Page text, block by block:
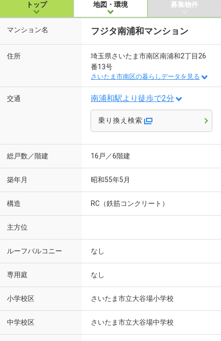
トップ 地図・環境 募集物件
マンション名 フジタ南浦和マンション
住所
埼玉県さいたま市南区南浦和2丁目26
番13号
さいたま市南区の暮らしデータを見る
交通 南浦和駅より徒歩で2分
乗り換え検索
総戸数／階建 16戸／6階建
築年月 昭和55年5月
構造 RC（鉄筋コンクリート）
主方位
ルーフバルコニー なし
専用庭 なし
小学校区 さいたま市立大谷場小学校
中学校区 さいたま市立大谷場中学校